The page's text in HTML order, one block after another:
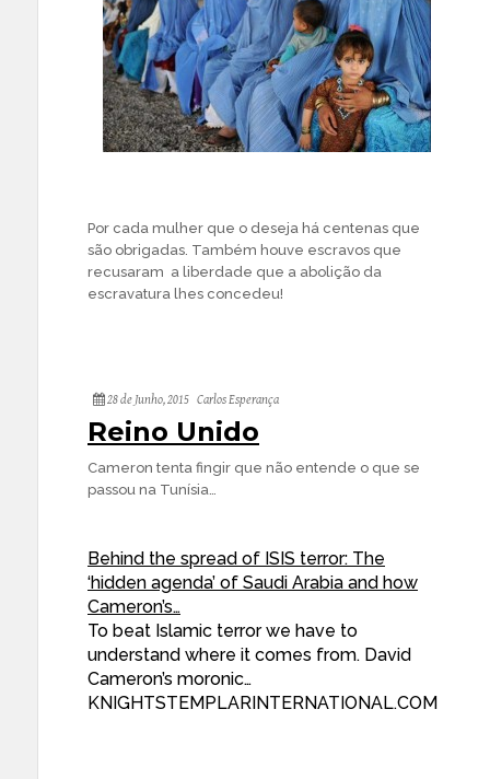
Por cada mulher que o deseja há centenas que
são obrigadas. Também houve escravos que
recusaram a liberdade que a abolição da
escravatura lhes concedeu!
28 de Junho, 2015 Carlos Esperança
Reino Unido
Cameron tenta fingir que não entende o que se
passou na Tunísia…
Behind the spread of ISIS terror: The
‘hidden agenda’ of Saudi Arabia and how
Cameron’s…
To beat Islamic terror we have to
understand where it comes from. David
Cameron’s moronic…
KNIGHTSTEMPLARINTERNATIONAL.COM